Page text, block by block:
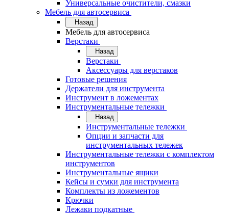
Универсальные очистители, смазки
Мебель для автосервиса
Назад
Мебель для автосервиса
Верстаки
Назад
Верстаки
Аксессуары для верстаков
Готовые решения
Держатели для инструмента
Инструмент в ложементах
Инструментальные тележки
Назад
Инструментальные тележки
Опции и запчасти для
инструментальных тележек
Инструментальные тележки с комплектом
инструментов
Инструментальные ящики
Кейсы и сумки для инструмента
Комплекты из ложементов
Крючки
Лежаки подкатные